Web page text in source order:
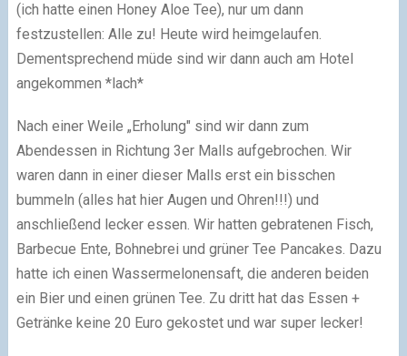
(ich hatte einen Honey Aloe Tee), nur um dann
festzustellen: Alle zu! Heute wird heimgelaufen.
Dementsprechend müde sind wir dann auch am Hotel
angekommen *lach*
Nach einer Weile „Erholung" sind wir dann zum
Abendessen in Richtung 3er Malls aufgebrochen. Wir
waren dann in einer dieser Malls erst ein bisschen
bummeln (alles hat hier Augen und Ohren!!!) und
anschließend lecker essen. Wir hatten gebratenen Fisch,
Barbecue Ente, Bohnebrei und grüner Tee Pancakes. Dazu
hatte ich einen Wassermelonensaft, die anderen beiden
ein Bier und einen grünen Tee. Zu dritt hat das Essen +
Getränke keine 20 Euro gekostet und war super lecker!